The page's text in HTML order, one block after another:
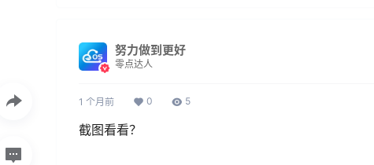
努力做到更好
零点达人
1 个月前 0 5
截图看看？